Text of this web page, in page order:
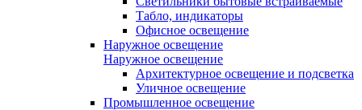
Табло, индикаторы
Офисное освещение
Наружное освещение
Наружное освещение
Архитектурное освещение и подсветка
Уличное освещение
Промышленное освещение